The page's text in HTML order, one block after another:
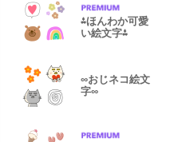
⁂ほんわか可愛
い絵文字⁂
∞おじネコ絵文
字∞